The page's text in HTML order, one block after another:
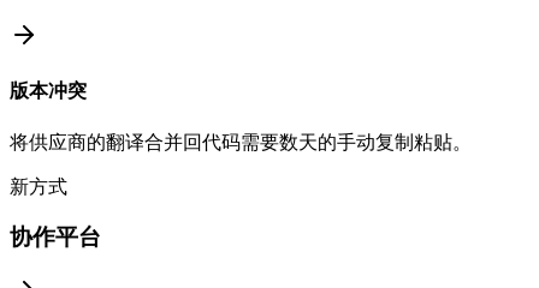
版本冲突
将供应商的翻译合并回代码需要数天的手动复制粘贴。
新方式
协作平台